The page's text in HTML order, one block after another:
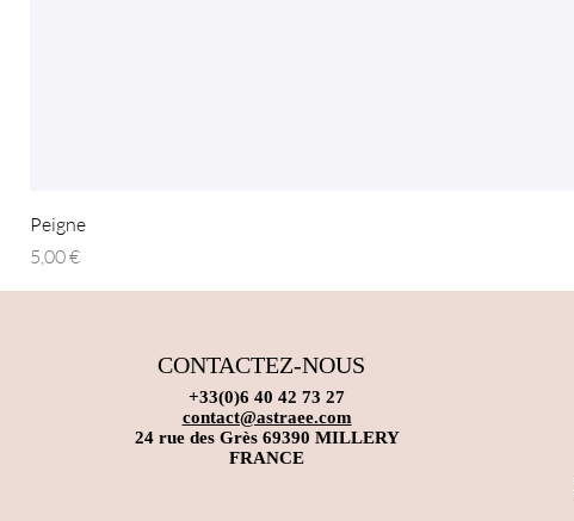
Peigne
Prix
5,00 €
CONTACTEZ-NOUS
+33(0)6 40 42 73 27
contact@astraee.com
24 rue des Grès 69390 MILLERY
FRANCE